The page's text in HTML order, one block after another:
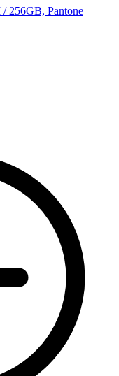
256GB, Pantone